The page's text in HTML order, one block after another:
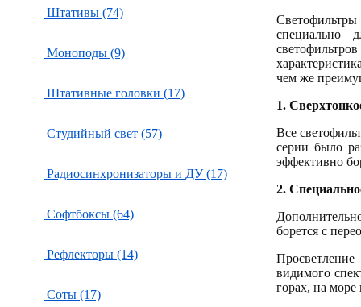
Штативы (74)
Моноподы (9)
Штативные головки (17)
Студийный свет (57)
Радиосинхронизаторы и ДУ (17)
Софтбоксы (64)
Рефлекторы (14)
Соты (17)
Светофильтры
специально
чем же
1.
Все
серии было
эффективно
2.
борется с
видимого
горах, на